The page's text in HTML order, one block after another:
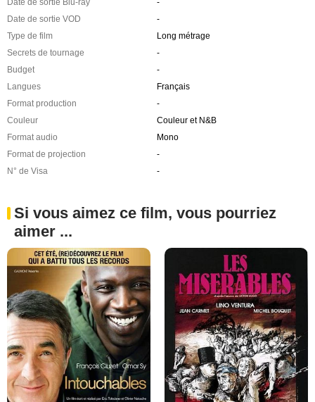
Date de sortie Blu-ray
-
Date de sortie VOD
-
Type de film
Long métrage
Secrets de tournage
-
Budget
-
Langues
Français
Format production
-
Couleur
Couleur et N&B
Format audio
Mono
Format de projection
-
N° de Visa
-
Si vous aimez ce film, vous pourriez
aimer ...